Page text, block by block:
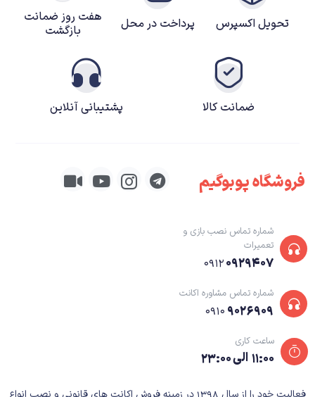
بازی Mad Max
داستان بازی MAD MAX
دنیای Mad Max دنیایی آخرالزمانی در دل بیابان‌های خشک و گرم را روایت
می‌کند. جایی که مکس در آن رها شده، از خانواده‌ی خود دور شده و تک و تنها در
دل این بیابان بر سر بقا تلاش می‌کند. جایی که دشمنان بسیاری وجود دارند و
تحویل اکسپرس پرداخت در محل
هفت روز ضمانت
بازگشت
ضمانت کالا پشتیبانی آنلاین
فروشگاه پوبوگیم
شماره تماس نصب بازی و
تعمیرات
۰۹۱۲۰۹۲۹۴۰۷
شماره تماس مشاوره اکانت
۰۹۱۰ ۹۰۲۶۹۰۹
ساعت کاری
۱۱:۰۰ الی ۲۳:۰۰